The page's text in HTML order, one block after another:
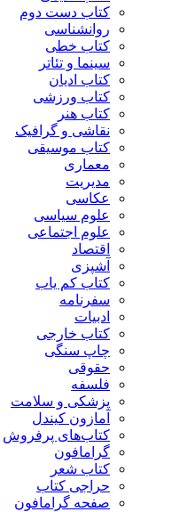
کتاب دست دوم
روانشناسی
کتاب خطی
سینما و تئاتر
کتاب ادیان
کتاب ورزشی
کتاب هنر
نقاشی و گرافیک
کتاب موسیقی
معماری
مدیریت
عکاسی
علوم سیاسی
علوم اجتماعی
اقتصاد
آشپزی
کتاب کم یاب
سفرنامه
ادبیات
کتاب خارجی
چاپ سنگی
حقوقی
فلسفه
پزشکی و سلامت
آمازون کیندل
کتاب‌های پرفروش
گرامافون
کتاب شعر
حراجی کتاب
صفحه گرامافون